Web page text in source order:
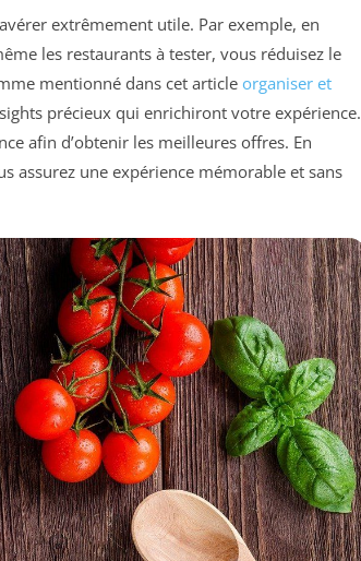
extrêmement utile. Par exemple, en
les restaurants à tester, vous réduisez le
mentionné dans cet articleorganiser et
précieux qui enrichiront votre expérience.
afin d’obtenir les meilleures offres. En
assurez une expérience mémorable et sans